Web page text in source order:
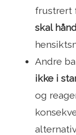
frustrert
skal
Andre
ikke i
og